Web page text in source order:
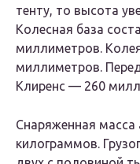
тенту, то высота
Колесная база
миллиметров.
миллиметров.
Клиренс — 260
Снаряженная
килограммов.